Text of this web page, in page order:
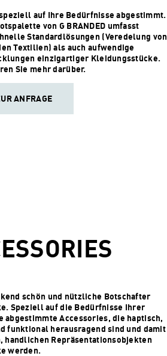
auf Ihre Bedürfnisse abgestimmt.
von G BRANDED umfasst
Standardlösungen (Veredelung von
Textilien) als auch aufwendige
einzigartiger Kleidungsstücke.
Sie mehr darüber.
ANFRAGE
schön und nützliche Botschafter
Speziell auf die Bedürfnisse Ihrer
abgestimmte Accessories, die haptisch,
funktional herausragend sind und damit
handlichen Repräsentationsobjekten
werden.